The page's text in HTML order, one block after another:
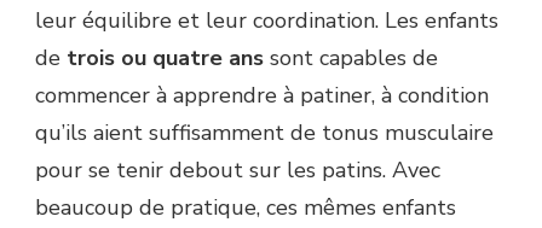
leur équilibre et leur coordination. Les enfants
de trois ou quatre ans sont capables de
commencer à apprendre à patiner, à condition
qu’ils aient suffisamment de tonus musculaire
pour se tenir debout sur les patins. Avec
beaucoup de pratique, ces mêmes enfants